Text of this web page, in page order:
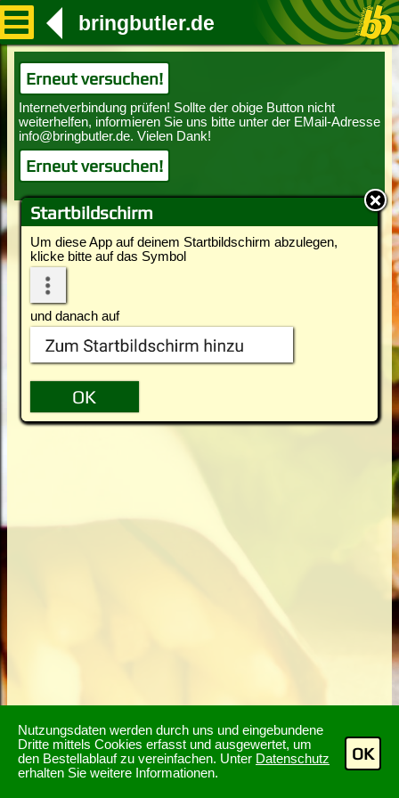
Nutzungsdaten werden durch uns und eingebundene
Dritte mittels Cookies erfasst und ausgewertet, um
den Bestellablauf zu vereinfachen. Unter Datenschutz
erhalten Sie weitere Informationen.
OK
Startbildschirm
Um diese App auf deinem Startbildschirm abzulegen,
klicke bitte auf das Symbol
und danach auf
bringbutler.de
Erneut versuchen!
Erneut versuchen!